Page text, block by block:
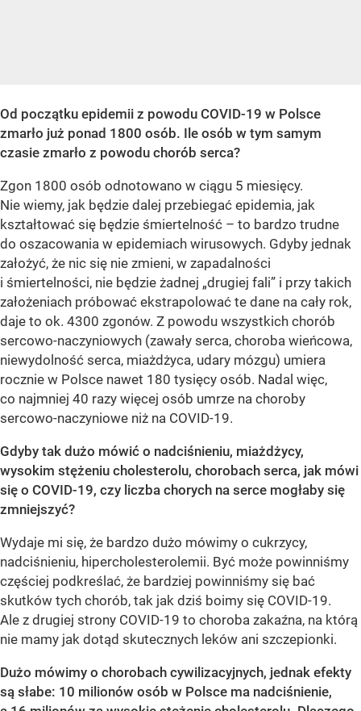
Od początku epidemii z powodu COVID-19 w Polsce
zmarło już ponad 1800 osób. Ile osób w tym samym
czasie zmarło z powodu chorób serca?
Zgon 1800 osób odnotowano w ciągu 5 miesięcy.
Nie wiemy, jak będzie dalej przebiegać epidemia, jak
kształtować się będzie śmiertelność – to bardzo trudne
do oszacowania w epidemiach wirusowych. Gdyby jednak
założyć, że nic się nie zmieni, w zapadalności
i śmiertelności, nie będzie żadnej „drugiej fali” i przy takich
założeniach próbować ekstrapolować te dane na cały rok,
daje to ok. 4300 zgonów. Z powodu wszystkich chorób
sercowo-naczyniowych (zawały serca, choroba wieńcowa,
niewydolność serca, miażdżyca, udary mózgu) umiera
rocznie w Polsce nawet 180 tysięcy osób. Nadal więc,
co najmniej 40 razy więcej osób umrze na choroby
sercowo-naczyniowe niż na COVID-19.
Gdyby tak dużo mówić o nadciśnieniu, miażdżycy,
wysokim stężeniu cholesterolu, chorobach serca, jak mówi
się o COVID-19, czy liczba chorych na serce mogłaby się
zmniejszyć?
Wydaje mi się, że bardzo dużo mówimy o cukrzycy,
nadciśnieniu, hipercholesterolemii. Być może powinniśmy
częściej podkreślać, że bardziej powinniśmy się bać
skutków tych chorób, tak jak dziś boimy się COVID-19.
Ale z drugiej strony COVID-19 to choroba zakaźna, na którą
nie mamy jak dotąd skutecznych leków ani szczepionki.
Dużo mówimy o chorobach cywilizacyjnych, jednak efekty
są słabe: 10 milionów osób w Polsce ma nadciśnienie,